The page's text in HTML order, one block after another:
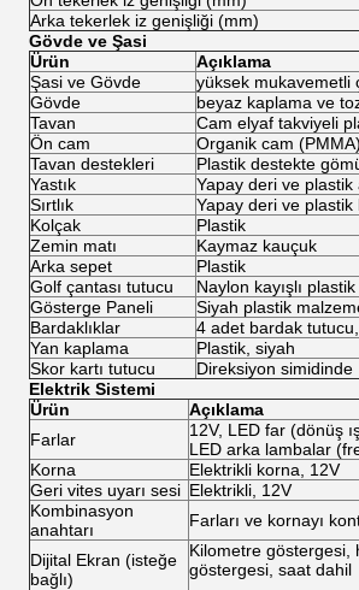
Arka tekerlek iz genişliği (mm)
Gövde ve Şasi
Ürün
Açıklama
Şasi ve Gövde
yüksek mukavemetli
Gövde
beyaz kaplama ve
Tavan
Cam elyaf takviyeli
Ön cam
Organik cam
Tavan destekleri
Plastik destekte
Yastık
Yapay deri ve
Sırtlık
Yapay deri ve
Kolçak
Plastik
Zemin matı
Kaymaz kauçuk
Arka sepet
Plastik
Golf çantası tutucu
Naylon kayışlı
Gösterge Paneli
Siyah plastik
Bardaklıklar
4 adet bardak
Yan kaplama
Plastik, siyah
Skor kartı tutucu
Direksiyon simidinde
Elektrik Sistemi
Ürün
Açıklama
Farlar
12V, LED far (dönüş
LED arka lambalar
Korna
Elektrikli korna, 12V
Geri vites uyarı sesi Elektrikli, 12V
Kombinasyon
anahtarı
Farları ve kornayı
Dijital Ekran (isteğe
bağlı)
Kilometre göstergesi,
göstergesi, saat dahil